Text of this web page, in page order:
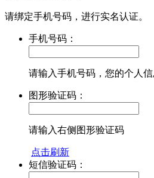
请绑定手机号码，进行实名认证。
手机号码：
请输入手机号码，您的个人
图形验证码：
请输入右侧图形验证码
点击刷新
短信验证码：